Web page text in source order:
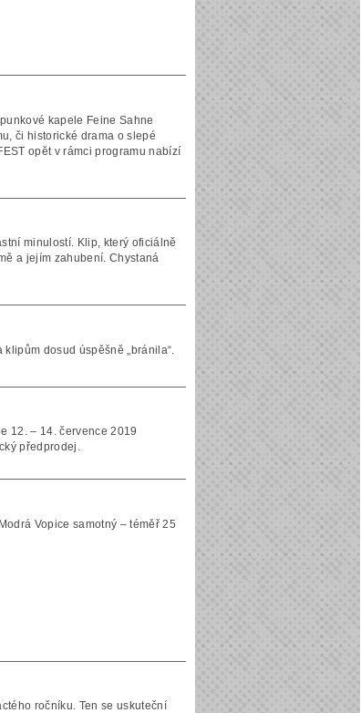
kapele Feine Sahne
či historické drama o slepé
opět v rámci programu nabízí
minulostí. Klip, který oficiálně
a jejím zahubení. Chystaná
dosud úspěšně „bránila“.
12. – 14. července 2019
předprodej.
Vopice samotný – téměř 25
ročníku. Ten se uskuteční